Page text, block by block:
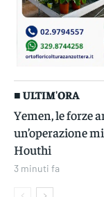
■ ULTIM'ORA
Yemen, le forze
un’operazione
Houthi
3 minuti fa